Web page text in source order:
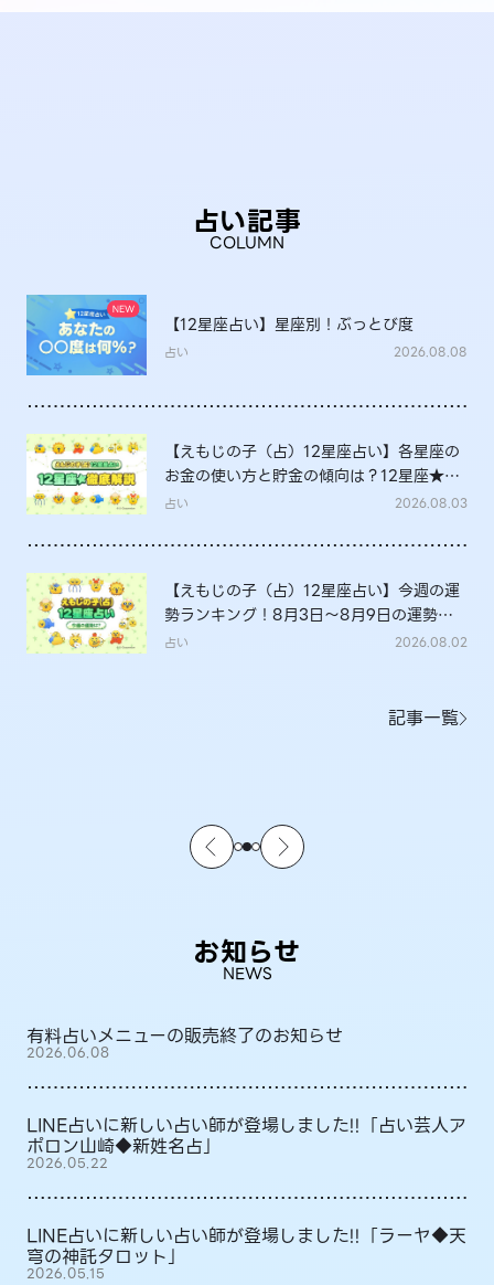
占い記事
COLUMN
【12星座占い】星座別！ぶっとび度
占い 2026.08.08
【えもじの子（占）12星座占い】各星座の
お金の使い方と貯金の傾向は？12星座★徹
底解説
占い 2026.08.03
【えもじの子（占）12星座占い】今週の運
勢ランキング！8月3日～8月9日の運勢
は？
占い 2026.08.02
記事一覧
お知らせ
NEWS
有料占いメニューの販売終了のお知らせ
2026.06.08
LINE占いに新しい占い師が登場しました!!「占い芸人ア
ポロン山崎◆新姓名占」
2026.05.22
LINE占いに新しい占い師が登場しました!!「ラーヤ◆天
穹の神託タロット」
2026.05.15